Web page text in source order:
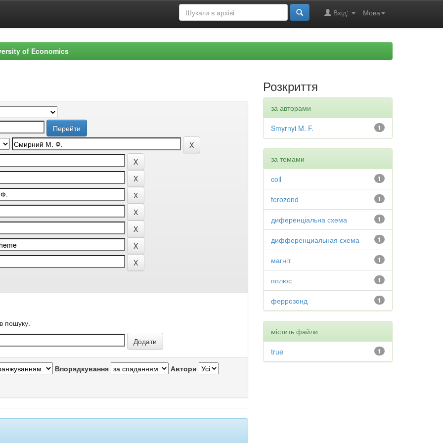
Мова
Вхід:
of Economics
пошуку.
Впорядкування Автори
Розкриття
за авторами
1
Smyrnyi M. F.
за темами
1
coil
1
ferozond
1
диференціальна схема
1
дифференциальная схема
1
магніт
1
полюс
1
феррозонд
містить файли
1
true